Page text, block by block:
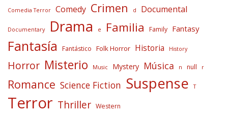
Comedia Terror Comedy Crimen d Documental
Documentary Drama e Familia Family Fantasy
Fantasía Fantástico Folk Horror Historia History
Horror Misterio Music Mystery Música n null r
Romance Science Fiction Suspense T
Terror Thriller Western